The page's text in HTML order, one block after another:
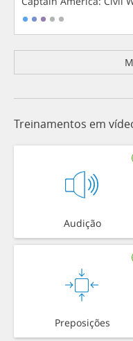
Treinamentos em
Audição
Preposições